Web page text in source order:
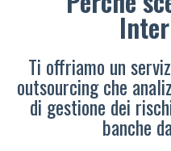
Ti offriamo un
outsourcing che
di gestione dei
banche